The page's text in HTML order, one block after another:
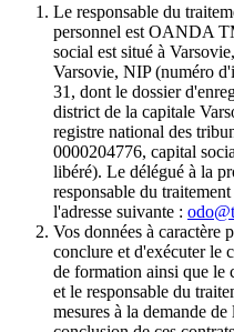
Le responsable du
personnel est OANDA
social est situé à
Varsovie, NIP (numéro
31, dont le dossier
district de la capitale
registre national des
0000204776, capital
libéré). Le délégué à la
responsable du
l'adresse suivante :
Vos données à caractère
conclure et d'exécuter le
de formation ainsi que le
et le responsable du
mesures à la demande